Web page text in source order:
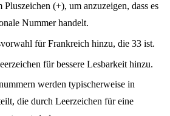
(+), um anzuzeigen, dass es
Nummer handelt.
für Frankreich hinzu, die 33 ist.
für bessere Lesbarkeit hinzu.
werden typischerweise in
die durch Leerzeichen für eine